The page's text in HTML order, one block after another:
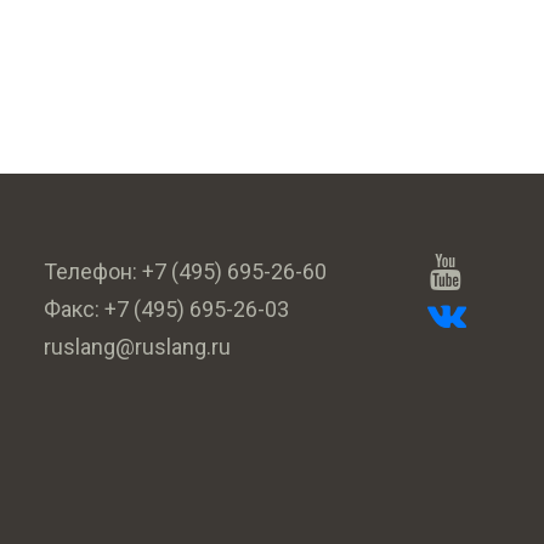
Телефон: +7 (495) 695-26-60
Факс: +7 (495) 695-26-03
ruslang@ruslang.ru